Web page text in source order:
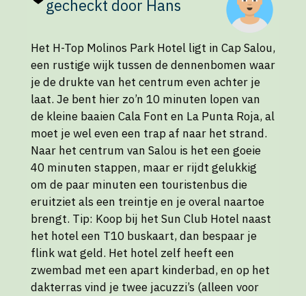
gecheckt door Hans
Het H-Top Molinos Park Hotel ligt in Cap Salou,
een rustige wijk tussen de dennenbomen waar
je de drukte van het centrum even achter je
laat. Je bent hier zo’n 10 minuten lopen van
de kleine baaien Cala Font en La Punta Roja, al
moet je wel even een trap af naar het strand.
Naar het centrum van Salou is het een goeie
40 minuten stappen, maar er rijdt gelukkig
om de paar minuten een touristenbus die
eruitziet als een treintje en je overal naartoe
brengt. Tip: Koop bij het Sun Club Hotel naast
het hotel een T10 buskaart, dan bespaar je
flink wat geld. Het hotel zelf heeft een
zwembad met een apart kinderbad, en op het
dakterras vind je twee jacuzzi’s (alleen voor